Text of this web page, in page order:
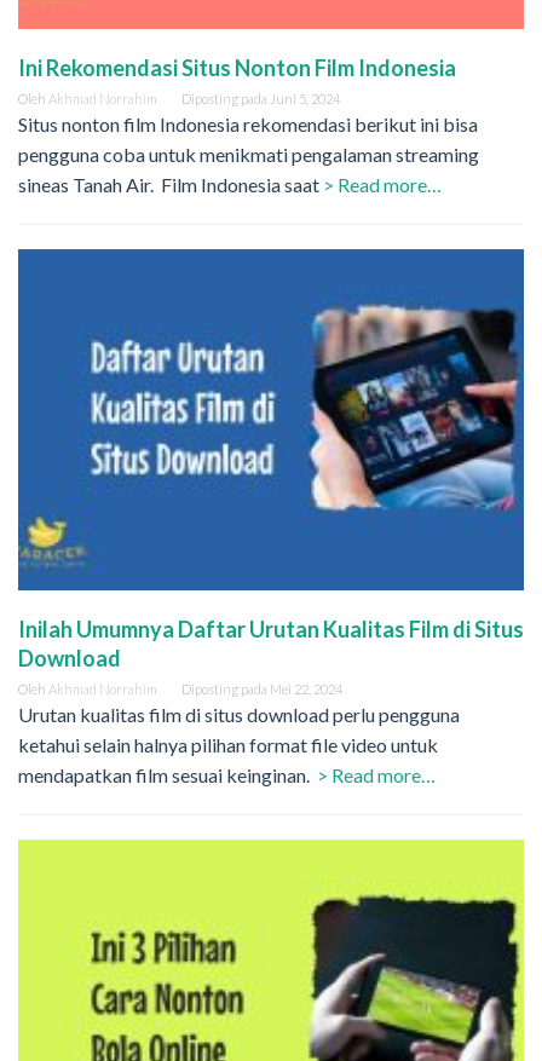
Ini Rekomendasi Situs Nonton Film Indonesia
Oleh Akhmad Norrahim Diposting pada Juni 5, 2024
Situs nonton film Indonesia rekomendasi berikut ini bisa
pengguna coba untuk menikmati pengalaman streaming
sineas Tanah Air. Film Indonesia saat > Read more…
Inilah Umumnya Daftar Urutan Kualitas Film di Situs
Download
Oleh Akhmad Norrahim Diposting pada Mei 22, 2024
Urutan kualitas film di situs download perlu pengguna
ketahui selain halnya pilihan format file video untuk
mendapatkan film sesuai keinginan. > Read more…